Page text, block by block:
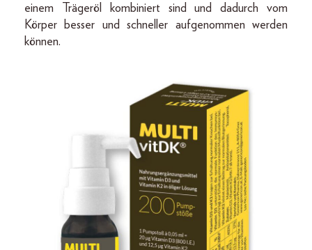
einem Trägeröl kombiniert sind und dadurch vom
Körper besser und schneller aufgenommen werden
können.